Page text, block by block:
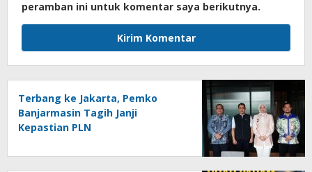
peramban ini untuk komentar saya berikutnya.
Terbang ke Jakarta, Pemko
Banjarmasin Tagih Janji
Kepastian PLN